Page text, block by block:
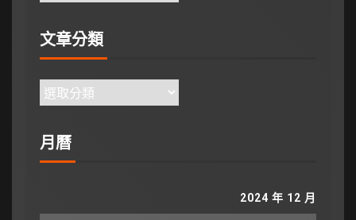
文章分類
月曆
2024 年 12 月